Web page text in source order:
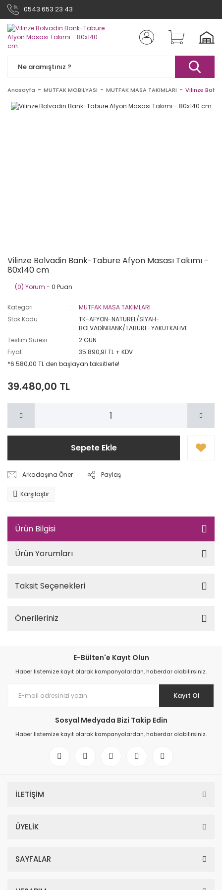
0543 653 23 43
Anasayfa MUTFAK MOBİLYASI MUTFAK MASA TAKIMLARI Vilinze
Vilinze Bolvadin Bank-Tabure Afyon Masası Takımı -
80x140 cm
(0) Yorum - 0 Puan
Kategori
MUTFAK MASA TAKIMLARI
Stok Kodu
TK-AFYON-NATUREL/SİYAH-
BOLVADİNBANK/TABURE-YAKUTKAHVE
Teslim Süresi
2 GÜN
Fiyat
35.890,91 TL + KDV
*6.580,00 TL den başlayan taksitlerle!
39.480,00 TL
Sepete Ekle
Arkadaşına Öner Paylaş
Karşılaştır
Ürün Bilgisi
Ürün Yorumları
Taksit Seçenekleri
Önerileriniz
E-Bülten'e Kayıt Olun
Haber listemize kayıt olarak kampanyalardan, haberdar olabilirsiniz.
Kayıt Ol
Sosyal Medyada Bizi Takip Edin
Haber listemize kayıt olarak kampanyalardan, haberdar olabilirsiniz.
İLETİŞİM
ÜYELİK
SAYFALAR